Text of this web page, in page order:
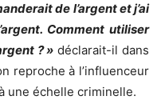
de l’argent et j’ai
Comment utiliser
? » déclarait-il dans
reproche à l’influenceur
une échelle criminelle.